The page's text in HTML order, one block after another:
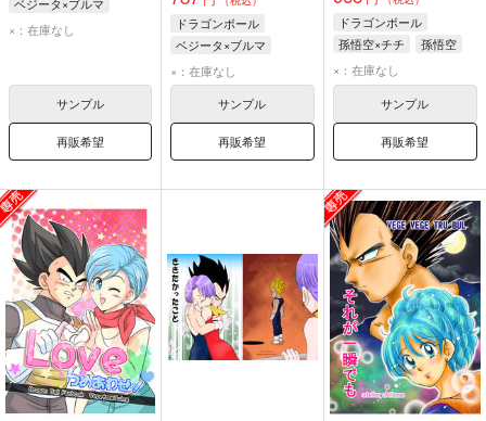
ベジータ
×：在庫なし
サンプル
再販希望
ドラゴンボール
ベジータ×ブルマ
ベジータ
トランクス
×：在庫なし
サンプル
再販希望
ドラゴンボール
孫悟空×チチ
孫悟空
ベジータ
×：在庫なし
サンプル
再販希望